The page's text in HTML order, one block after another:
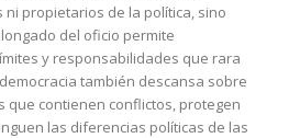
propietarios de la política, sino
del oficio permite
y responsabilidades que rara
también descansa sobre
que contienen conflictos, protegen
las diferencias políticas de las